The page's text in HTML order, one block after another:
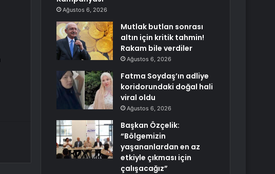
Ağustos 6, 2026
Mutlak butlan sonrası
altın için kritik tahmin!
Rakam bile verdiler
Ağustos 6, 2026
Fatma Soydaş’ın adliye
koridorundaki doğal hali
viral oldu
Ağustos 6, 2026
Başkan Özçelik:
“Bölgemizin
yaşananlardan en az
etkiyle çıkması için
çalışacağız”